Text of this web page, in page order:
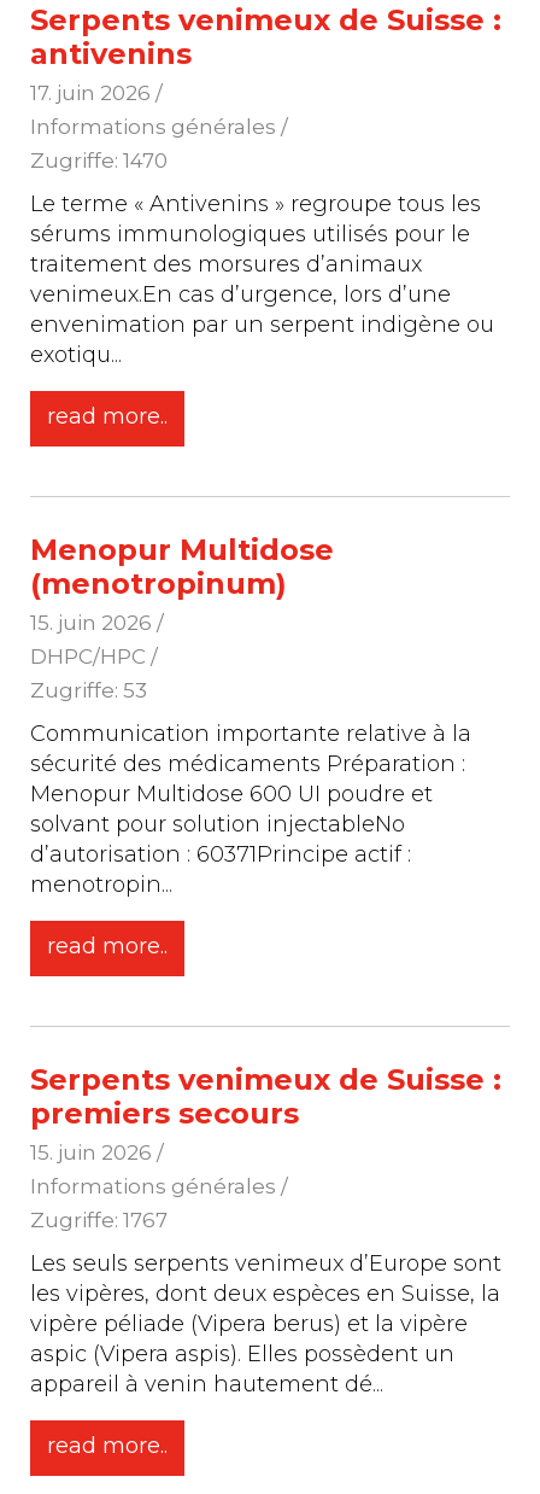
Serpents venimeux de Suisse :
antivenins
17. juin 2026 /
Informations générales /
Zugriffe: 1470
Le terme « Antivenins » regroupe tous les
sérums immunologiques utilisés pour le
traitement des morsures d’animaux
venimeux.En cas d’urgence, lors d’une
envenimation par un serpent indigène ou
exotiqu...
read more..
Menopur Multidose
(menotropinum)
15. juin 2026 /
DHPC/HPC /
Zugriffe: 53
Communication importante relative à la
sécurité des médicaments Préparation :
Menopur Multidose 600 UI poudre et
solvant pour solution injectableNo
d’autorisation : 60371Principe actif :
menotropin...
read more..
Serpents venimeux de Suisse :
premiers secours
15. juin 2026 /
Informations générales /
Zugriffe: 1767
Les seuls serpents venimeux d’Europe sont
les vipères, dont deux espèces en Suisse, la
vipère péliade (Vipera berus) et la vipère
aspic (Vipera aspis). Elles possèdent un
appareil à venin hautement dé...
read more..